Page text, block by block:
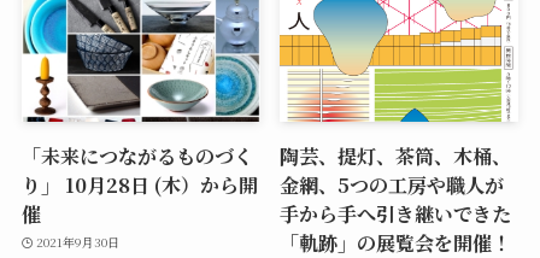
「未来につながるものづく
り」 10月28日 (木）から開
催
2021年9月30日
陶芸、提灯、茶筒、木桶、
金網、5つの工房や職人が
手から手へ引き継いできた
「軌跡」の展覧会を開催！